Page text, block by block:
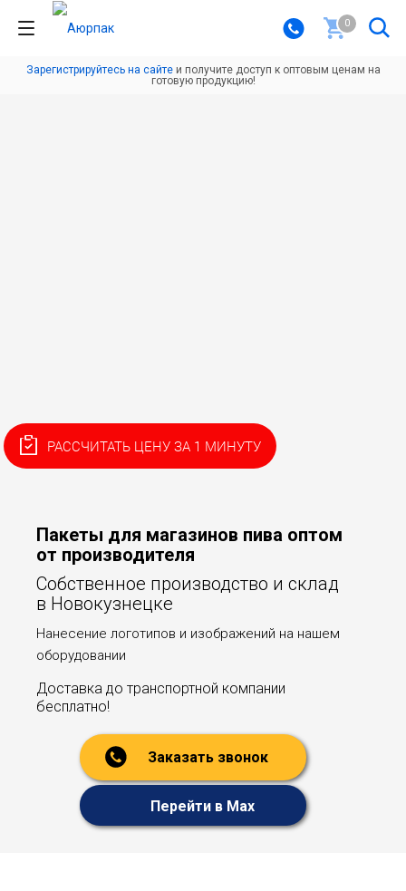
0
Зарегистрируйтесь на сайтеи получите доступ к оптовым ценам на
готовую продукцию!
Пакеты для магазинов пива оптом
от производителя
Собственное производство и склад
в Новокузнецке
Нанесение логотипов и изображений на нашем
оборудовании
Доставка до транспортной компании
бесплатно!
Заказать звонок
Перейти в Max
РАССЧИТАТЬ ЦЕНУ ЗА 1 МИНУТУ